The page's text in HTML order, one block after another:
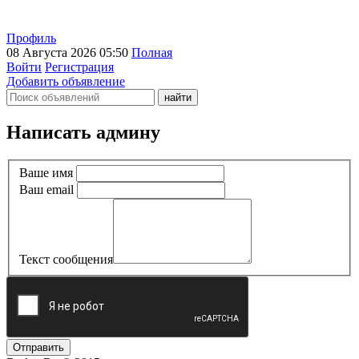
Профиль
08 Августа 2026 05:50 Полная
Войти Регистрация
Добавить объявление
Написать админу
Ваше имя
Ваш email
Текст сообщения
Отправить